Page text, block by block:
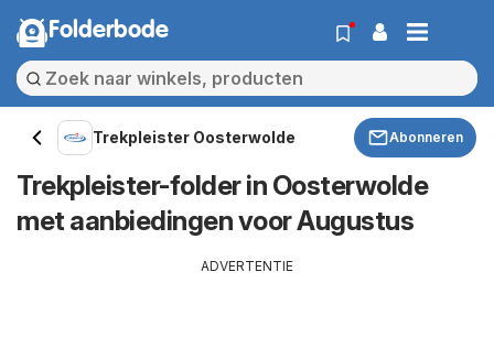
Folderbode
Trekpleister Oosterwolde Abonneren
Trekpleister-folder in Oosterwolde
met aanbiedingen voor Augustus
ADVERTENTIE